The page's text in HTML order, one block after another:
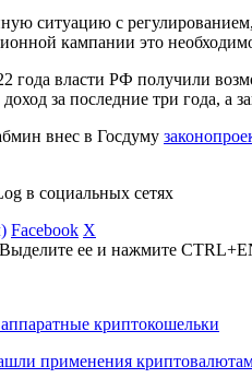
ситуацию с
кампании это
года власти РФ получили
за последние три года, а
внес в Госдуму
в социальных сетях
Facebook X
ее и нажмите
криптокошельки
применения